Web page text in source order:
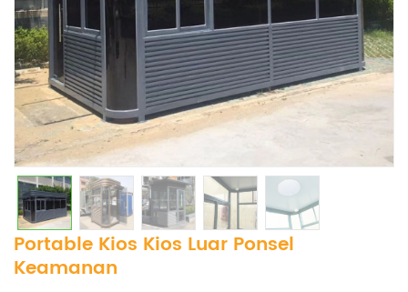
Portable Kios Kios Luar Ponsel
Keamanan